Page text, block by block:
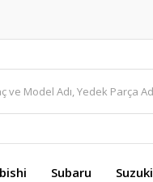
Subaru Suzuki